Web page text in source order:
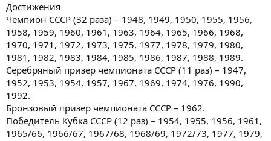
Достижения
Чемпион СССР (32 раза) – 1948, 1949, 1950, 1955, 1956,
1958, 1959, 1960, 1961, 1963, 1964, 1965, 1966, 1968,
1970, 1971, 1972, 1973, 1975, 1977, 1978, 1979, 1980,
1981, 1982, 1983, 1984, 1985, 1986, 1987, 1988, 1989.
Серебряный призер чемпионата СССР (11 раз) – 1947,
1952, 1953, 1954, 1957, 1967, 1969, 1974, 1976, 1990,
1992.
Бронзовый призер чемпионата СССР – 1962.
Победитель Кубка СССР (12 раз) – 1954, 1955, 1956, 1961,
1965/66, 1966/67, 1967/68, 1968/69, 1972/73, 1977, 1979,